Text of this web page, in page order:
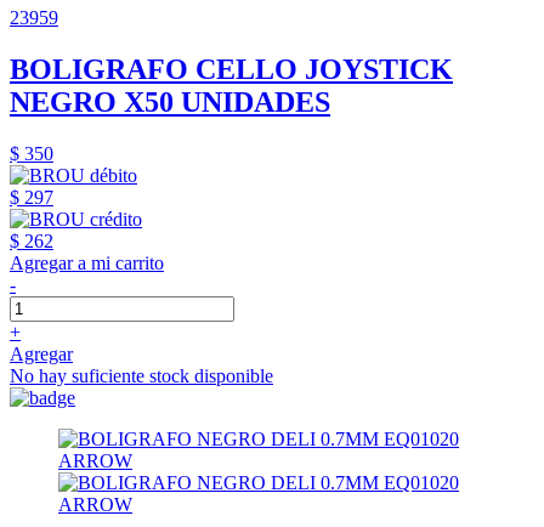
23959
BOLIGRAFO CELLO JOYSTICK
NEGRO X50 UNIDADES
$ 350
$ 297
$ 262
Agregar a mi carrito
-
+
Agregar
No hay suficiente stock disponible